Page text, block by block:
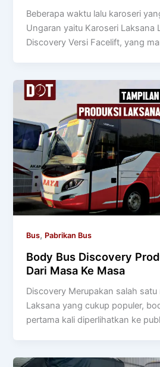
Beberapa waktu lalu karoseri
Ungaran yaitu Karoseri Laksana
Discovery Versi Facelift, yang
Bus, Pabrikan Bus
Body Bus Discovery
Dari Masa Ke Masa
Discovery Merupakan salah
Laksana yang cukup populer,
pertama kali diperlihatkan ke